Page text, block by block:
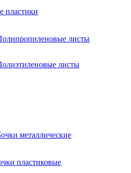
пластики
листы
листы
металлические
пластиковые